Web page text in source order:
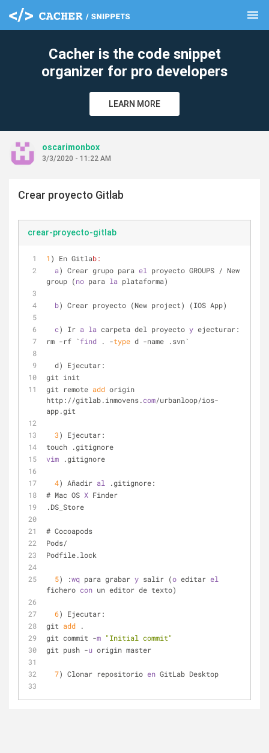
menu
Cacher is the code snippet
organizer for pro developers
LEARN MORE
oscarimonbox
3/3/2020 - 11:22 AM
Crear proyecto Gitlab
crear-proyecto-gitlab
1 ) En Gitlab:
a) Crear grupo para el
proyecto GROUPS / New
group (no para la plataforma)
b) Crear proyecto (New project) (IOS App)
c) Ir a la carpeta del proyecto y
rm -rf `find . -type d -name .svn`
  d) Ejecutar:
git init
git remote add origin
http://gitlab.inmovens.com/urbanloop/ios-
app.git
3) Ejecutar:
touch .gitignore
vim .gitignore
4) Añadir al
.gitignore:
# Mac OS X Finder
.DS_Store
# Cocoapods
Pods/
Podfile.lock
5) :wq para grabar y salir (o editar el
fichero con un editor de texto)
6) Ejecutar:
git add .
git commit -m "Initial commit"
git push -u origin master
7) Clonar repositorio en GitLab Desktop
clear